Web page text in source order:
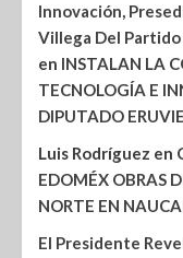
Innovación,
Villega Del Partido
en INSTALAN LA
TECNOLOGÍA E
DIPUTADO
Luis Rodríguez en
EDOMÉX OBRAS
NORTE EN
El Presidente